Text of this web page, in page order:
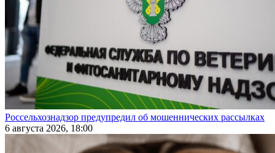
Россельхознадзор предупредил об мошеннических рассылках
6 августа 2026, 18:00